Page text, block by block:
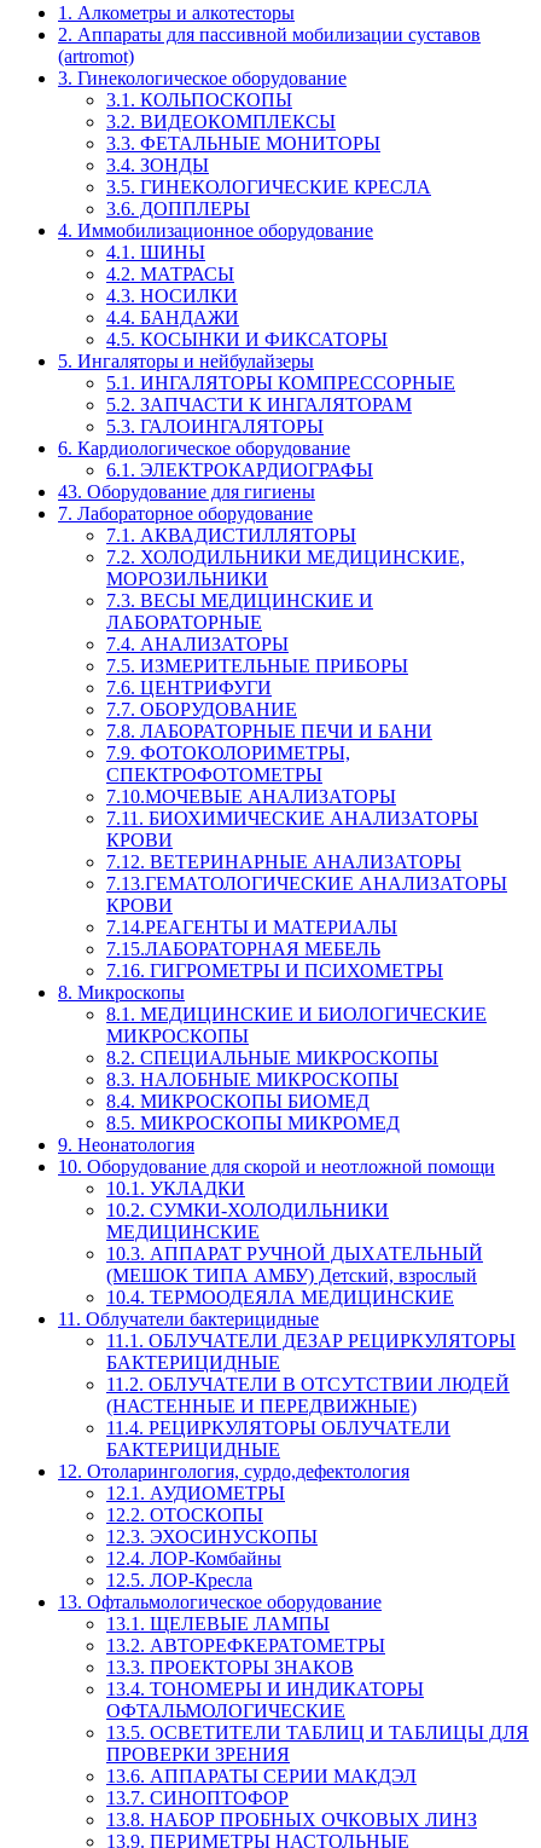
1. Алкометры и алкотесторы
2. Аппараты для пассивной мобилизации суставов
(artromot)
3. Гинекологическое оборудование
3.1. КОЛЬПОСКОПЫ
3.2. ВИДЕОКОМПЛЕКСЫ
3.3. ФЕТАЛЬНЫЕ МОНИТОРЫ
3.4. ЗОНДЫ
3.5. ГИНЕКОЛОГИЧЕСКИЕ КРЕСЛА
3.6. ДОППЛЕРЫ
4. Иммобилизационное оборудование
4.1. ШИНЫ
4.2. МАТРАСЫ
4.3. НОСИЛКИ
4.4. БАНДАЖИ
4.5. КОСЫНКИ И ФИКСАТОРЫ
5. Ингаляторы и нейбулайзеры
5.1. ИНГАЛЯТОРЫ КОМПРЕССОРНЫЕ
5.2. ЗАПЧАСТИ К ИНГАЛЯТОРАМ
5.3. ГАЛОИНГАЛЯТОРЫ
6. Кардиологическое оборудование
6.1. ЭЛЕКТРОКАРДИОГРАФЫ
43. Оборудование для гигиены
7. Лабораторное оборудование
7.1. АКВАДИСТИЛЛЯТОРЫ
7.2. ХОЛОДИЛЬНИКИ МЕДИЦИНСКИЕ,
МОРОЗИЛЬНИКИ
7.3. ВЕСЫ МЕДИЦИНСКИЕ И
ЛАБОРАТОРНЫЕ
7.4. АНАЛИЗАТОРЫ
7.5. ИЗМЕРИТЕЛЬНЫЕ ПРИБОРЫ
7.6. ЦЕНТРИФУГИ
7.7. ОБОРУДОВАНИЕ
7.8. ЛАБОРАТОРНЫЕ ПЕЧИ И БАНИ
7.9. ФОТОКОЛОРИМЕТРЫ,
СПЕКТРОФОТОМЕТРЫ
7.10.МОЧЕВЫЕ АНАЛИЗАТОРЫ
7.11. БИОХИМИЧЕСКИЕ АНАЛИЗАТОРЫ
КРОВИ
7.12. ВЕТЕРИНАРНЫЕ АНАЛИЗАТОРЫ
7.13.ГЕМАТОЛОГИЧЕСКИЕ АНАЛИЗАТОРЫ
КРОВИ
7.14.РЕАГЕНТЫ И МАТЕРИАЛЫ
7.15.ЛАБОРАТОРНАЯ МЕБЕЛЬ
7.16. ГИГРОМЕТРЫ И ПСИХОМЕТРЫ
8. Микроскопы
8.1. МЕДИЦИНСКИЕ И БИОЛОГИЧЕСКИЕ
МИКРОСКОПЫ
8.2. СПЕЦИАЛЬНЫЕ МИКРОСКОПЫ
8.3. НАЛОБНЫЕ МИКРОСКОПЫ
8.4. МИКРОСКОПЫ БИОМЕД
8.5. МИКРОСКОПЫ МИКРОМЕД
9. Неонатология
10. Оборудование для скорой и неотложной помощи
10.1. УКЛАДКИ
10.2. СУМКИ-ХОЛОДИЛЬНИКИ
МЕДИЦИНСКИЕ
10.3. АППАРАТ РУЧНОЙ ДЫХАТЕЛЬНЫЙ
(МЕШОК ТИПА АМБУ) Детский, взрослый
10.4. ТЕРМООДЕЯЛА МЕДИЦИНСКИЕ
11. Облучатели бактерицидные
11.1. ОБЛУЧАТЕЛИ ДЕЗАР РЕЦИРКУЛЯТОРЫ
БАКТЕРИЦИДНЫЕ
11.2. ОБЛУЧАТЕЛИ В ОТСУТСТВИИ ЛЮДЕЙ
(НАСТЕННЫЕ И ПЕРЕДВИЖНЫЕ)
11.4. РЕЦИРКУЛЯТОРЫ ОБЛУЧАТЕЛИ
БАКТЕРИЦИДНЫЕ
12. Отоларингология, сурдо,дефектология
12.1. АУДИОМЕТРЫ
12.2. ОТОСКОПЫ
12.3. ЭХОСИНУСКОПЫ
12.4. ЛОР-Комбайны
12.5. ЛОР-Кресла
13. Офтальмологическое оборудование
13.1. ЩЕЛЕВЫЕ ЛАМПЫ
13.2. АВТОРЕФКЕРАТОМЕТРЫ
13.3. ПРОЕКТОРЫ ЗНАКОВ
13.4. ТОНОМЕРЫ И ИНДИКАТОРЫ
ОФТАЛЬМОЛОГИЧЕСКИЕ
13.5. ОСВЕТИТЕЛИ ТАБЛИЦ И ТАБЛИЦЫ ДЛЯ
ПРОВЕРКИ ЗРЕНИЯ
13.6. АППАРАТЫ СЕРИИ МАКДЭЛ
13.7. СИНОПТОФОР
13.8. НАБОР ПРОБНЫХ ОЧКОВЫХ ЛИНЗ
13.9. ПЕРИМЕТРЫ НАСТОЛЬНЫЕ